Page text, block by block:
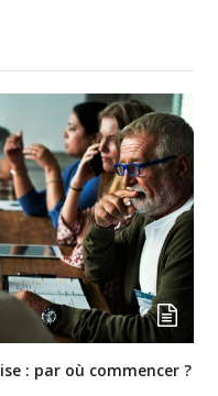
: par où commencer ?